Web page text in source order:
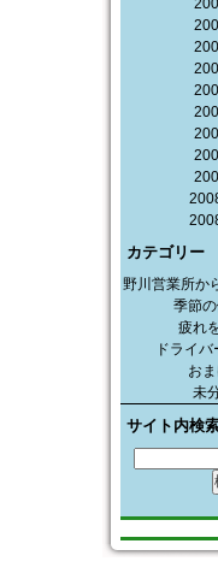
カテゴリー
野川営業所か
季節の
疲れ
ドライ
お
未
サイト内検